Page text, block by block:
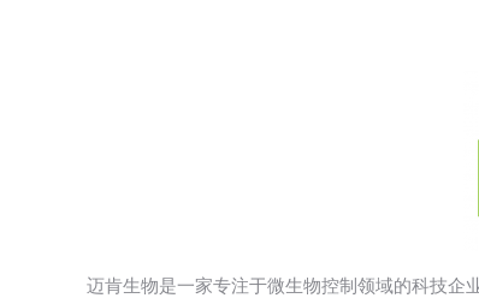
迈肯生物是一家专注于微生物控制领域的科技企